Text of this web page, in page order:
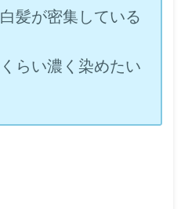
髪が密集している
らい濃く染めたい